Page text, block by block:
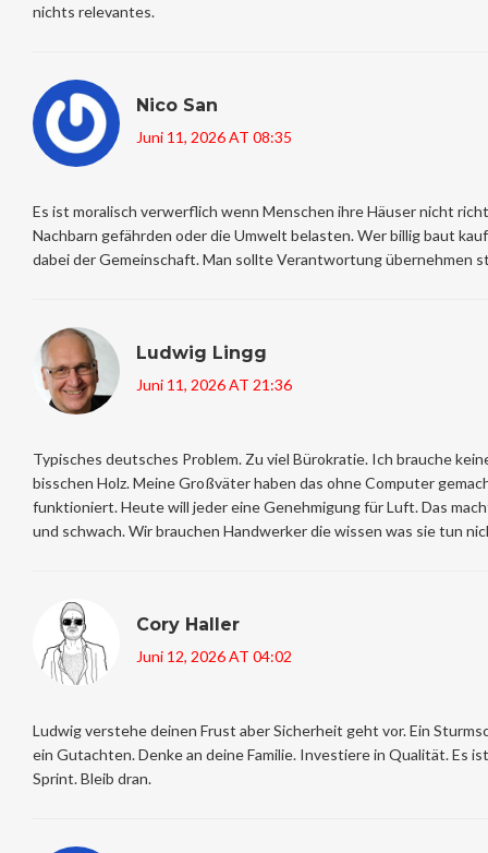
nichts relevantes.
Nico San
Juni 11, 2026 AT 08:35
Es ist moralisch verwerflich wenn Menschen ihre Häuser nicht
Nachbarn gefährden oder die Umwelt belasten. Wer billig baut
dabei der Gemeinschaft. Man sollte Verantwortung übernehmen
Ludwig Lingg
Juni 11, 2026 AT 21:36
Typisches deutsches Problem. Zu viel Bürokratie. Ich brauche
bisschen Holz. Meine Großväter haben das ohne Computer
funktioniert. Heute will jeder eine Genehmigung für Luft. Das
und schwach. Wir brauchen Handwerker die wissen was sie tun
Cory Haller
Juni 12, 2026 AT 04:02
Ludwig verstehe deinen Frust aber Sicherheit geht vor. Ein
ein Gutachten. Denke an deine Familie. Investiere in Qualität. Es
Sprint. Bleib dran.